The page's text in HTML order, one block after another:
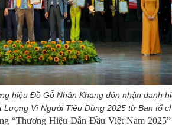
hiệu Đồ Gỗ Nhân Khang đón nhận danh
Vì Người Tiêu Dùng 2025 từ Ban tổ
“Thương Hiệu Dẫn Đầu Việt Nam